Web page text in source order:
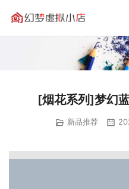
[烟花系列]梦幻
新品推荐